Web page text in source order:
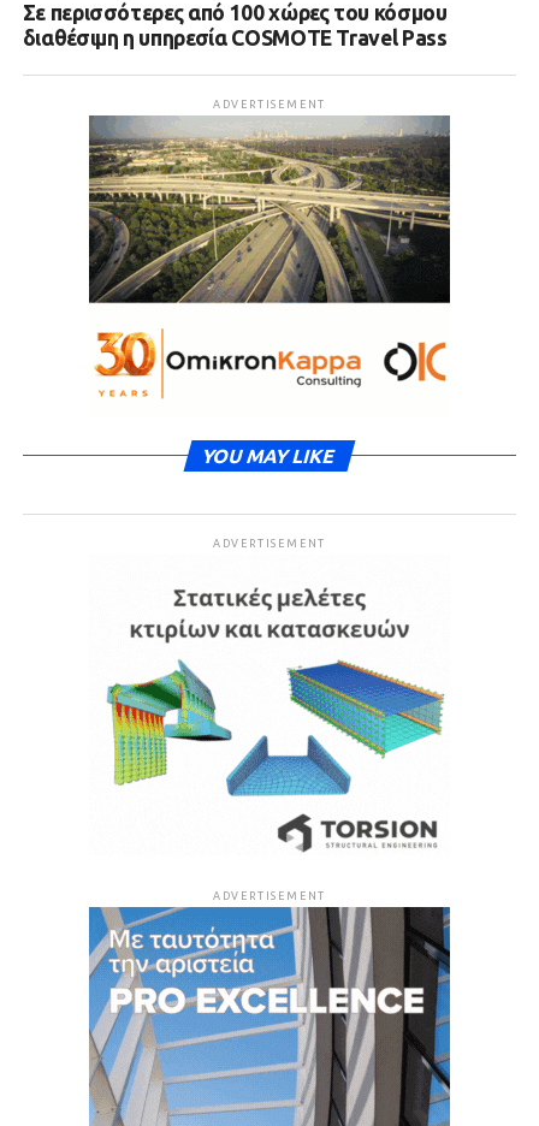
Σε περισσότερες από 100 χώρες του κόσμου
διαθέσιμη η υπηρεσία COSMOTE Travel Pass
ADVERTISEMENT
YOU MAY LIKE
ADVERTISEMENT
ADVERTISEMENT